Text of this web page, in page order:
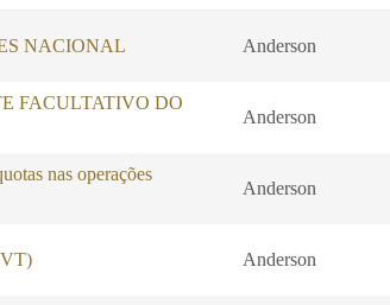
NACIONAL Anderson
FACULTATIVO DO
Anderson
nas operações
Anderson
Anderson